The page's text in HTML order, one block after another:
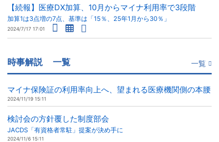
【続報】医療DX加算、10月からマイナ利用率で3段階
加算1は3点増の7点、基準は「15％、25年1月から30％」
2024/7/17 17:01
時事解説 一覧 一覧
マイナ保険証の利用率向上へ、望まれる医療機関側の本腰
2024/11/19 15:11
検討会の方針覆した制度部会
JACDS「有資格者常駐」提案が決め手に
2024/11/6 15:11